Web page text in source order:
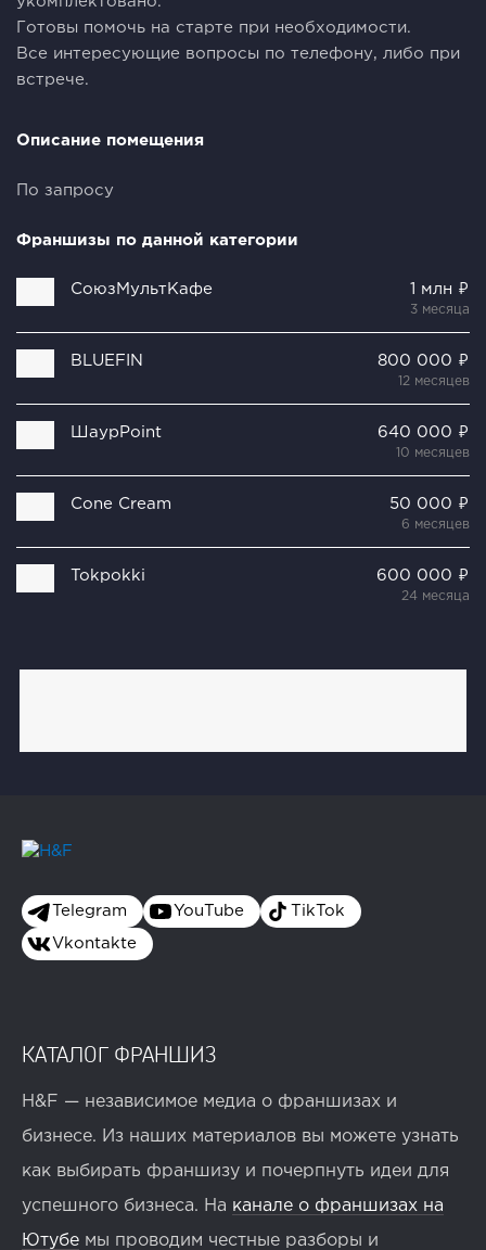
Готовы помочь на старте при необходимости.
Все интересующие вопросы по телефону, либо при
встрече.
Описание помещения
По запросу
Франшизы по данной категории
СоюзМультКафе 1 млн ₽
3 месяца
BLUEFIN 800 000 ₽
12 месяцев
ШаурPoint 640 000 ₽
10 месяцев
Cone Cream 50 000 ₽
6 месяцев
Tokpokki 600 000 ₽
24 месяца
Telegram YouTube TikTok
Vkontakte
КАТАЛОГ ФРАНШИЗ
H&F — независимое медиа о франшизах и
бизнесе. Из наших материалов вы можете узнать
как выбирать франшизу и почерпнуть идеи для
успешного бизнеса. На канале о франшизах на
Ютубе мы проводим честные разборы и